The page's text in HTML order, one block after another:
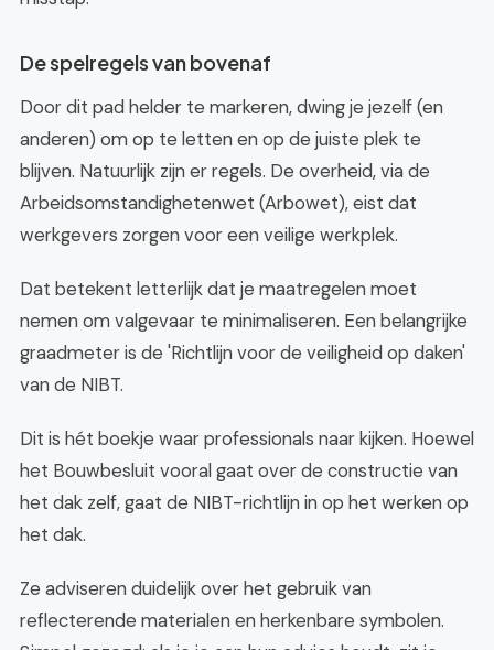
De spelregels van bovenaf
Door dit pad helder te markeren, dwing je jezelf (en
anderen) om op te letten en op de juiste plek te
blijven. Natuurlijk zijn er regels. De overheid, via de
Arbeidsomstandighetenwet (Arbowet), eist dat
werkgevers zorgen voor een veilige werkplek.
Dat betekent letterlijk dat je maatregelen moet
nemen om valgevaar te minimaliseren. Een belangrijke
graadmeter is de 'Richtlijn voor de veiligheid op daken'
van de NIBT.
Dit is hét boekje waar professionals naar kijken. Hoewel
het Bouwbesluit vooral gaat over de constructie van
het dak zelf, gaat de NIBT-richtlijn in op het werken op
het dak.
Ze adviseren duidelijk over het gebruik van
reflecterende materialen en herkenbare symbolen.